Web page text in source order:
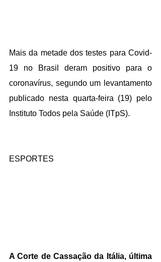
Mais da metade dos testes para Covid-
19 no Brasil deram positivo para o
coronavírus, segundo um levantamento
publicado nesta quarta-feira (19) pelo
Instituto Todos pela Saúde (ITpS).
ESPORTES
A Corte de Cassação da Itália, última